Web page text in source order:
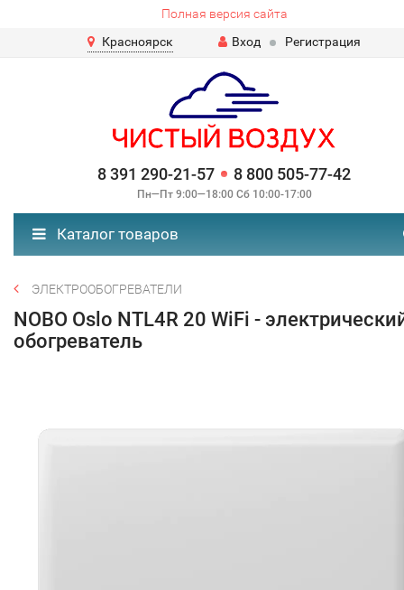
Полная версия сайта
Красноярск
Вход Регистрация
8 391 290-21-57 8 800 505-77-42
Пн—Пт 9:00—18:00 Сб 10:00-17:00
Каталог товаров
ЭЛЕКТРООБОГРЕВАТЕЛИ
NOBO Oslo NTL4R 20 WiFi -
обогреватель